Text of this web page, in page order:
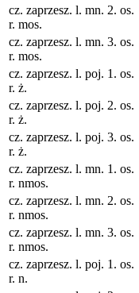
cz. zaprzesz. l. mn. 2. os.
r. mos.
cz. zaprzesz. l. mn. 3. os.
r. mos.
cz. zaprzesz. l. poj. 1. os.
r. ż.
cz. zaprzesz. l. poj. 2. os.
r. ż.
cz. zaprzesz. l. poj. 3. os.
r. ż.
cz. zaprzesz. l. mn. 1. os.
r. nmos.
cz. zaprzesz. l. mn. 2. os.
r. nmos.
cz. zaprzesz. l. mn. 3. os.
r. nmos.
cz. zaprzesz. l. poj. 1. os.
r. n.